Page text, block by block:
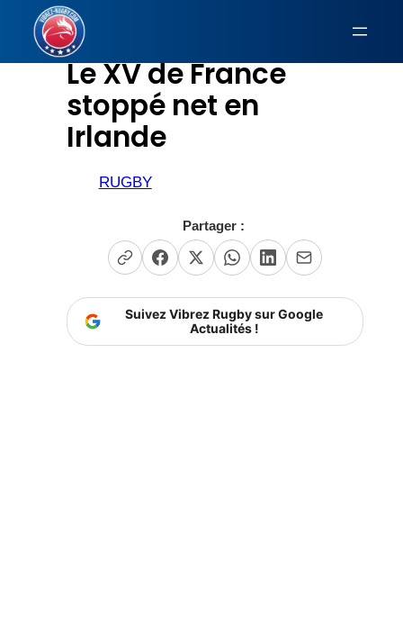
Aller
contenu Le XV de France
stoppé net en
Irlande
RUGBY
Partager :
Suivez Vibrez Rugby sur Google
Actualités !